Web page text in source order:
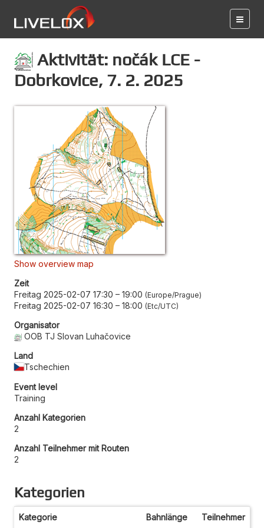
Aktivität: nočák LCE -
Dobrkovice, 7. 2. 2025
Show overview map
Zeit
Freitag 2025-02-07 17:30 – 19:00 Europe/Prague
Freitag 2025-02-07 16:30 – 18:00 Etc/UTC
Organisator
OOB TJ Slovan Luhačovice
Land
Tschechien
Event level
Training
Anzahl Kategorien
2
Anzahl Teilnehmer mit Routen
2
Kategorien
Kategorie Bahnlänge Teilnehmer